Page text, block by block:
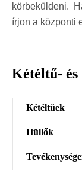
körbeküldeni.
írjon a központi
Kétéltű-
Kétéltűek
Hüllők